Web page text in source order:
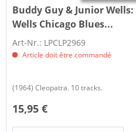
Buddy Guy & Junior Wells:
Wells Chicago Blues...
Art-Nr.: LPCLP2969
Article doit être commandé
(1964) Cleopatra. 10 tracks.
15,95 €